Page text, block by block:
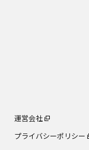
運営会社
プライバシーポリシー